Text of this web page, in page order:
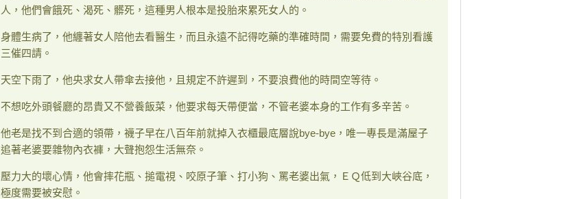
人，他們會餓死、渴死、髒死，這種男人根本是投胎來累死女人的。
身體生病了，他纏著女人陪他去看醫生，而且永遠不記得吃藥的準確時間，需要免費的特別看護
三催四請。
天空下雨了，他央求女人帶傘去接他，且規定不許遲到，不要浪費他的時間空等待。
不想吃外頭餐廳的昂貴又不營養飯菜，他要求每天帶便當，不管老婆本身的工作有多辛苦。
他老是找不到合適的領帶，襪子早在八百年前就掉入衣櫃最底層說bye-bye，唯一專長是滿屋子
追著老婆要雜物內衣褲，大聲抱怨生活無奈。
壓力大的壞心情，他會摔花瓶、搥電視、咬原子筆、打小狗、罵老婆出氣，ＥＱ低到大峽谷底，
極度需要被安慰。